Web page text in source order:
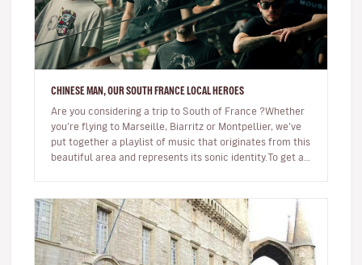
CHINESE MAN, OUR SOUTH FRANCE LOCAL HEROES
Are you considering a trip to South of France ?Whether
you’re flying to Marseille, Biarritz or Montpellier, we’ve
put together a playlist of music that originates from this
beautiful area and represents its sonic identity.To get a…